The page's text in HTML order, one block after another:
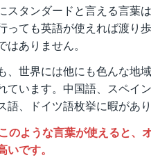
スタンダードと言える言葉
っても英語が使えれば渡り
はありません。
、世界には他にも色んな地
ています。中国語、スペイ
語、ドイツ語枚挙に暇があり
のような言葉が使えると、
いです。